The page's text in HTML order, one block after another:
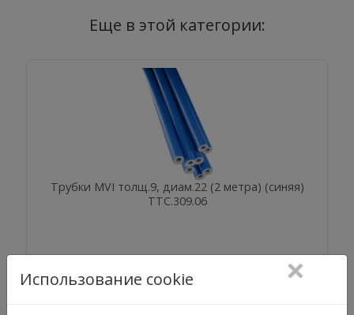
Еще в этой категории:
Трубки MVI толщ.9, диам.22 (2 метра) (синяя)
TTС.309.06
Использование cookie